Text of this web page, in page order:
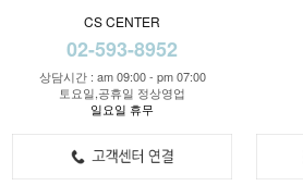
CS CENTER
02-593-8952
상담시간 : am 09:00 - pm 07:00
토요일,공휴일 정상영업
일요일 휴무